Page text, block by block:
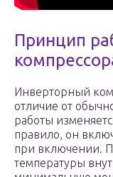
Принцип
Инверторный
отличие от
работы
правило, он
при включении.
температуры